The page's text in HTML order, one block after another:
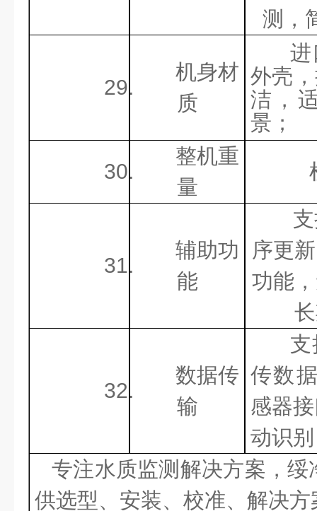
测，
29.
机身材
质
外壳
洁，
景；
30.
整机重
量
31.
辅助功
能
序更
功能
32.
数据传
输
支
传数
感器
动识
专注水质监测解决方案，绥
供选型、安装、校准、解决方